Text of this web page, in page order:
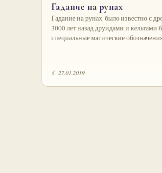
Гадание на рунах
Гадание на рунах было известно с
3000 лет назад друидами и кельтами
специальные магические
☾ 27.01.2019